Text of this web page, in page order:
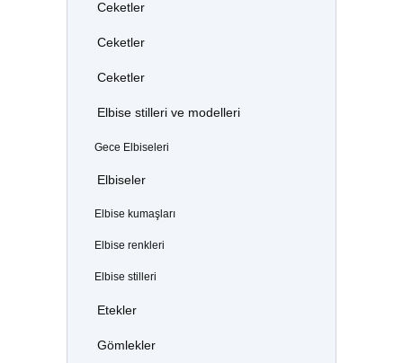
Ceketler
Ceketler
Ceketler
Elbise stilleri ve modelleri
Gece Elbiseleri
Elbiseler
Elbise kumaşları
Elbise renkleri
Elbise stilleri
Etekler
Gömlekler